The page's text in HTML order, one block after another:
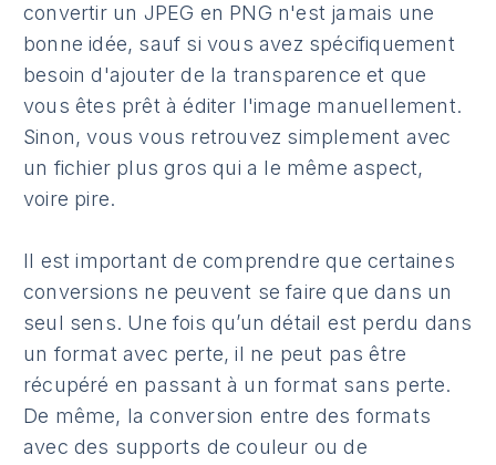
convertir un JPEG en PNG n'est jamais une
bonne idée, sauf si vous avez spécifiquement
besoin d'ajouter de la transparence et que
vous êtes prêt à éditer l'image manuellement.
Sinon, vous vous retrouvez simplement avec
un fichier plus gros qui a le même aspect,
voire pire.
Il est important de comprendre que certaines
conversions ne peuvent se faire que dans un
seul sens. Une fois qu’un détail est perdu dans
un format avec perte, il ne peut pas être
récupéré en passant à un format sans perte.
De même, la conversion entre des formats
avec des supports de couleur ou de